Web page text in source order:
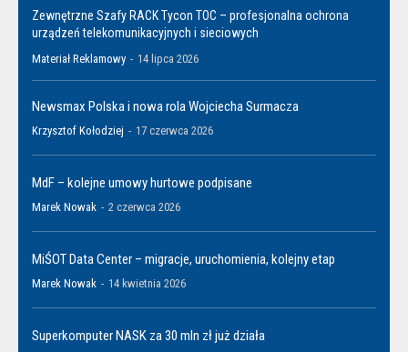
Zewnętrzne Szafy RACK Tycon TOC – profesjonalna ochrona
urządzeń telekomunikacyjnych i sieciowych
Materiał Reklamowy - 14 lipca 2026
Newsmax Polska i nowa rola Wojciecha Surmacza
Krzysztof Kołodziej - 17 czerwca 2026
MdF – kolejne umowy hurtowe podpisane
Marek Nowak - 2 czerwca 2026
MiŚOT Data Center – migracje, uruchomienia, kolejny etap
Marek Nowak - 14 kwietnia 2026
Superkomputer NASK za 30 mln zł już działa